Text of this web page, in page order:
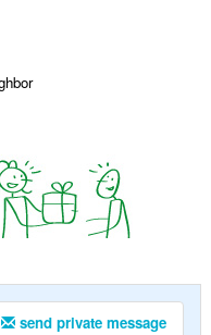
send private message